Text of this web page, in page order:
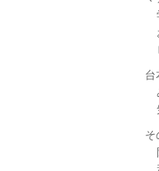
台
そ